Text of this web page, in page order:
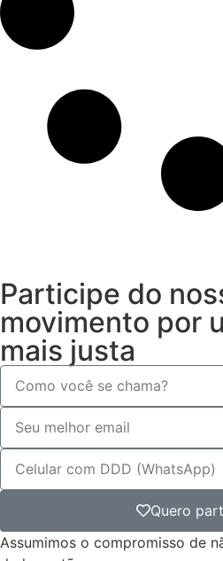
Participe do
movimento por
mais justa
Quero
Assumimos o compromisso de